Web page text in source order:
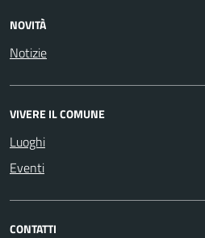
NOVITÀ
Notizie
VIVERE IL COMUNE
Luoghi
Eventi
CONTATTI